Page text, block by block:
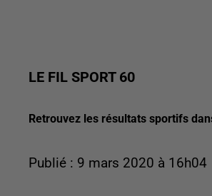
LE FIL SPORT 60
Retrouvez les résultats sportifs
Publié : 9 mars 2020 à 16h04